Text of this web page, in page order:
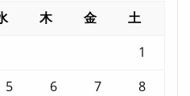
木 金
土
1
5 6 7
8